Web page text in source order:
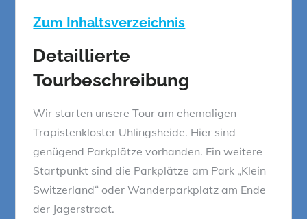
Zum Inhaltsverzeichnis
Detaillierte
Tourbeschreibung
Wir starten unsere Tour am ehemaligen
Trapistenkloster Uhlingsheide. Hier sind
genügend Parkplätze vorhanden. Ein weitere
Startpunkt sind die Parkplätze am Park „Klein
Switzerland“ oder Wanderparkplatz am Ende
der Jagerstraat.